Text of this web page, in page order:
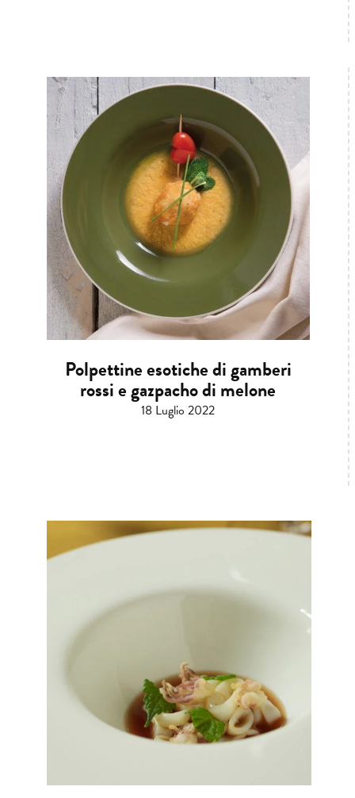
Polpettine esotiche di gamberi
rossi e gazpacho di melone
18 Luglio 2022